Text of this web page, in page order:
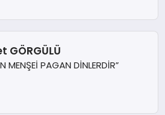
GÖRGÜLÜ
MENŞEİ PAGAN DİNLERDİR”